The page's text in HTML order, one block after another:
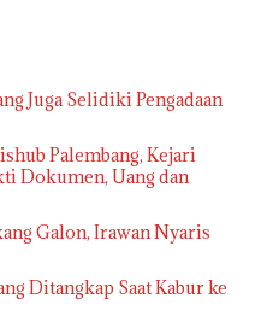
Juga Selidiki Pengadaan
Palembang, Kejari
Dokumen, Uang dan
Galon, Irawan Nyaris
Ditangkap Saat Kabur ke